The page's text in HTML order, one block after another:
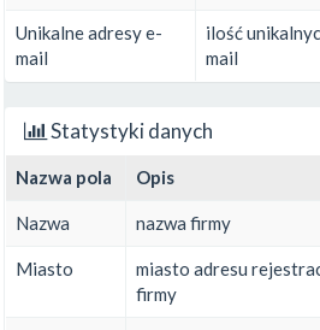
Unikalne adresy e-
mail
ilość
mail
Statystyki danych
Nazwa pola Opis
Nazwa nazwa firmy
Miasto
miasto adresu
firmy